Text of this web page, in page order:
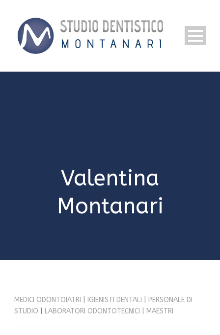
Valentina
Montanari
MEDICI ODONTOIATRI IGIENISTI DENTALI
PERSONALE DI
STUDIO
LABORATORI ODONTOTECNICI MAESTRI